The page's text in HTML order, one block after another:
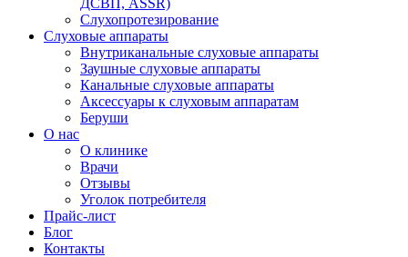
ДСВП, ASSR)
Слухопротезирование
Слуховые аппараты
Внутриканальные слуховые аппараты
Заушные слуховые аппараты
Канальные слуховые аппараты
Аксессуары к слуховым аппаратам
Беруши
О нас
О клинике
Врачи
Отзывы
Уголок потребителя
Прайс-лист
Блог
Контакты